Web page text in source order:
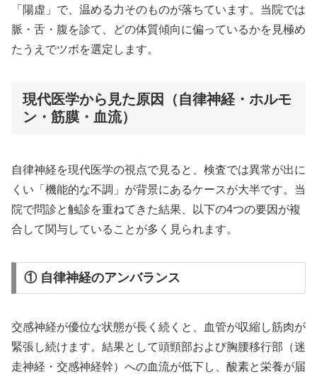
「陽虚」で、温める力そのものが落ちています。当院では
脈・舌・腹を診て、どの体質傾向に偏っているかを見極め
たうえでツボを選定します。
現代医学から見た原因（自律神経・ホルモ
ン・筋膜・血流）
自律神経を現代医学の視点で見ると、検査では異常が出に
くい「機能的な不調」が背景にあるケースが大半です。当
院で問診と触診を重ねてきた結果、以下の4つの要因が複
合して関与していることが多く見られます。
① 自律神経のアンバランス
交感神経が優位な状態が長く続くと、血管が収縮し筋肉が
緊張し続けます。結果として頭頸部および胸腰移行部（迷
走神経・交感神経幹）への血流が低下し、酸素と栄養が届